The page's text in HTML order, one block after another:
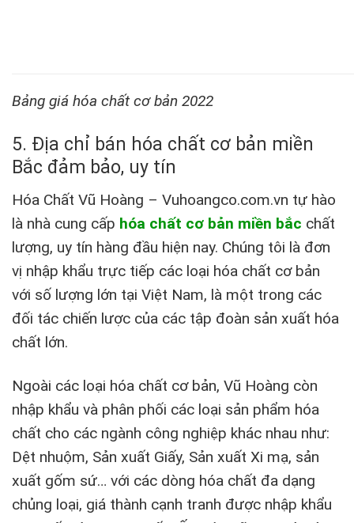
Bảng giá hóa chất cơ bản 2022
5. Địa chỉ bán hóa chất cơ bản miền
Bắc đảm bảo, uy tín
Hóa Chất Vũ Hoàng – Vuhoangco.com.vn tự hào
là nhà cung cấp hóa chất cơ bản miền bắc chất
lượng, uy tín hàng đầu hiện nay. Chúng tôi là đơn
vị nhập khẩu trực tiếp các loại hóa chất cơ bản
với số lượng lớn tại Việt Nam, là một trong các
đối tác chiến lược của các tập đoàn sản xuất hóa
chất lớn.
Ngoài các loại hóa chất cơ bản, Vũ Hoàng còn
nhập khẩu và phân phối các loại sản phẩm hóa
chất cho các ngành công nghiệp khác nhau như:
Dệt nhuộm, Sản xuất Giấy, Sản xuất Xi mạ, sản
xuất gốm sứ… với các dòng hóa chất đa dạng
chủng loại, giá thành cạnh tranh được nhập khẩu